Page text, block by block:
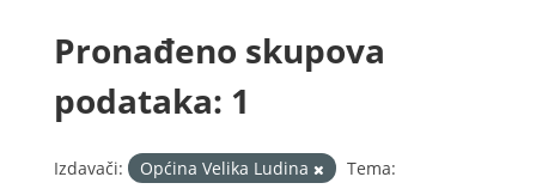
Pronađeno skupova
podataka: 1
Izdavači: Općina Velika Ludina
Tema: